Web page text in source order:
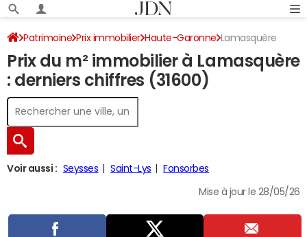
Patrimoine Prix immobilier Haute-Garonne Lamasquère
Prix du m² immobilier à Lamasquère
: derniers chiffres (31600)
Voir aussi : Seysses Saint-Lys Fonsorbes
Mise à jour le 28/05/26